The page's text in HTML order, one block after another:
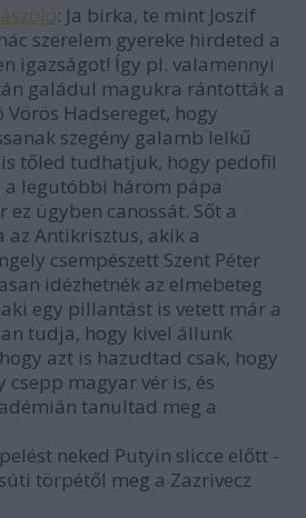
: Ja birka, te mint Joszif
szerelem gyereke hirdeted a
igazságot! Így pl. valamennyi
galádul magukra rántották a
Hadsereget, hogy
szegény galamb lelkű
tőled tudhatjuk, hogy pedofil
a legutóbbi három pápa
ügyben canossát. Sőt a
Antikrisztus, akik a
csempészett Szent Péter
idézhetnék az elmebeteg
egy pillantást is vetett már a
tudja, hogy kivel állunk
azt is hazudtad csak, hogy
csepp magyar vér is, és
tanultad meg a
neked Putyin slicce előtt -
törpétől meg a Zazrivecz